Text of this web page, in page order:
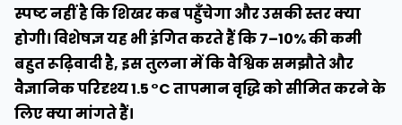
स्पष्ट नहीं है कि शिखर कब पहुँचेगा और उसकी स्तर क्या
होगी। विशेषज्ञ यह भी इंगित करते हैं कि 7–10% की कमी
बहुत रूढ़िवादी है, इस तुलना में कि वैश्विक समझौते और
वैज्ञानिक परिदृश्य 1.5 °C तापमान वृद्धि को सीमित करने के
लिए क्या मांगते हैं।